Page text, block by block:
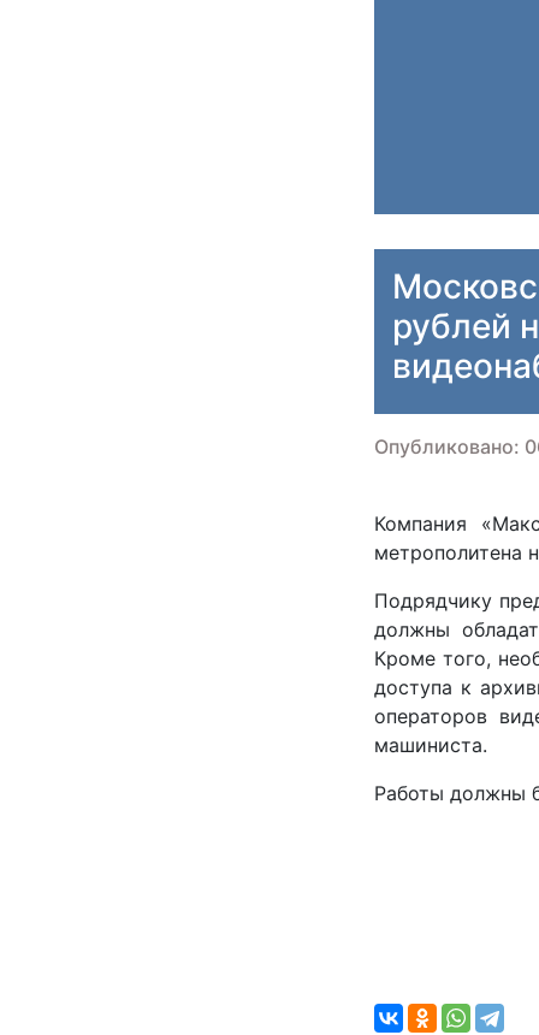
рублей
Опубликовано:
Компания
метрополитена
Подрядчику
должны
Кроме того,
доступа к
операторов
машиниста.
Работы должны